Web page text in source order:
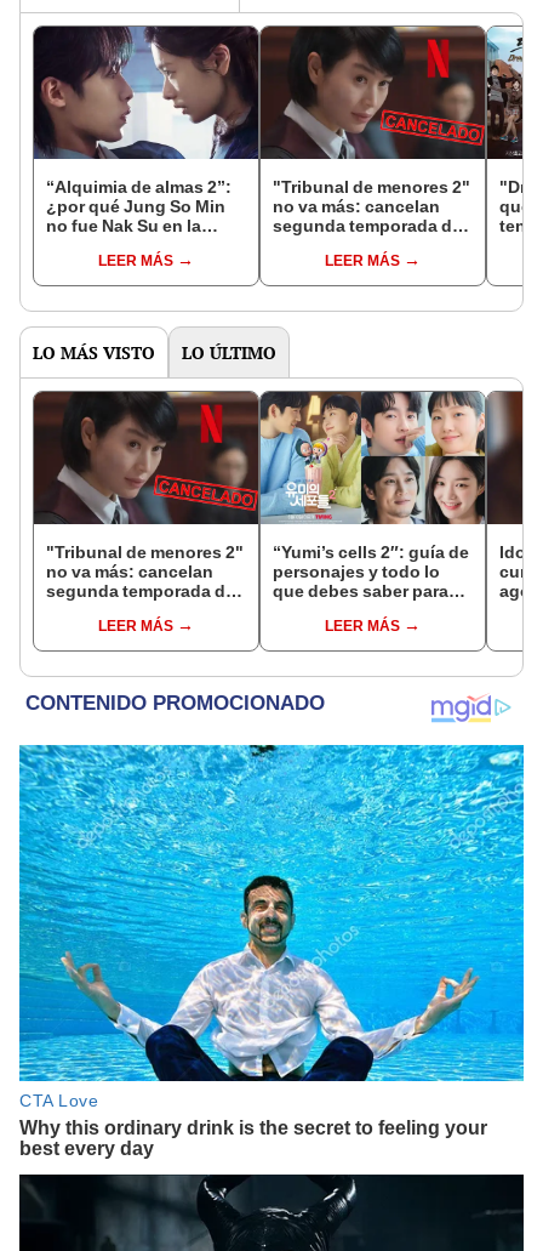
“Alquimia de almas 2”:
¿por qué Jung So Min
no fue Nak Su en la
drama?LEER MÁS
"Tribunal de menores 2"
no va más: cancelan
segunda temporada del
LEER MÁS
que
LO MÁS VISTO LO ÚLTIMO
"Tribunal de menores 2"
no va más: cancelan
segunda temporada del
LEER MÁS
“Yumi’s cells 2″: guía de
personajes y todo lo
que debes saber para
LEER MÁS